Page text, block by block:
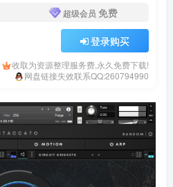
超级会员 免费
登录购买
收取为资源整理服务费,永久免费下载!
网盘链接失效联系QQ:260794990